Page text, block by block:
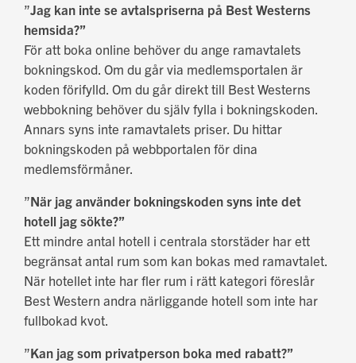
”Jag kan inte se avtalspriserna på Best Westerns
hemsida?”
För att boka online behöver du ange ramavtalets
bokningskod. Om du går via medlemsportalen är
koden förifylld. Om du går direkt till Best Westerns
webbokning behöver du själv fylla i bokningskoden.
Annars syns inte ramavtalets priser. Du hittar
bokningskoden på webbportalen för dina
medlemsförmåner.
”När jag använder bokningskoden syns inte det
hotell jag sökte?”
Ett mindre antal hotell i centrala storstäder har ett
begränsat antal rum som kan bokas med ramavtalet.
När hotellet inte har fler rum i rätt kategori föreslår
Best Western andra närliggande hotell som inte har
fullbokad kvot.
”Kan jag som privatperson boka med rabatt?”